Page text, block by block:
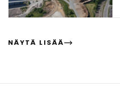
NÄYTÄ LISÄÄ